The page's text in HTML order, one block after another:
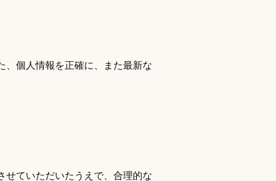
、個人情報を正確に、また最新な
せていただいたうえで、合理的な